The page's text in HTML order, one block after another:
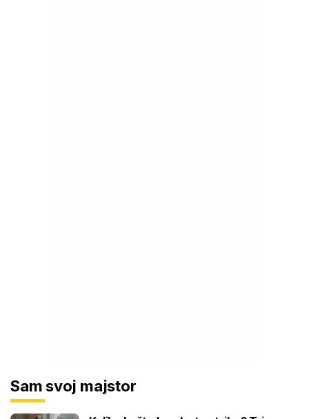
Sam svoj majstor